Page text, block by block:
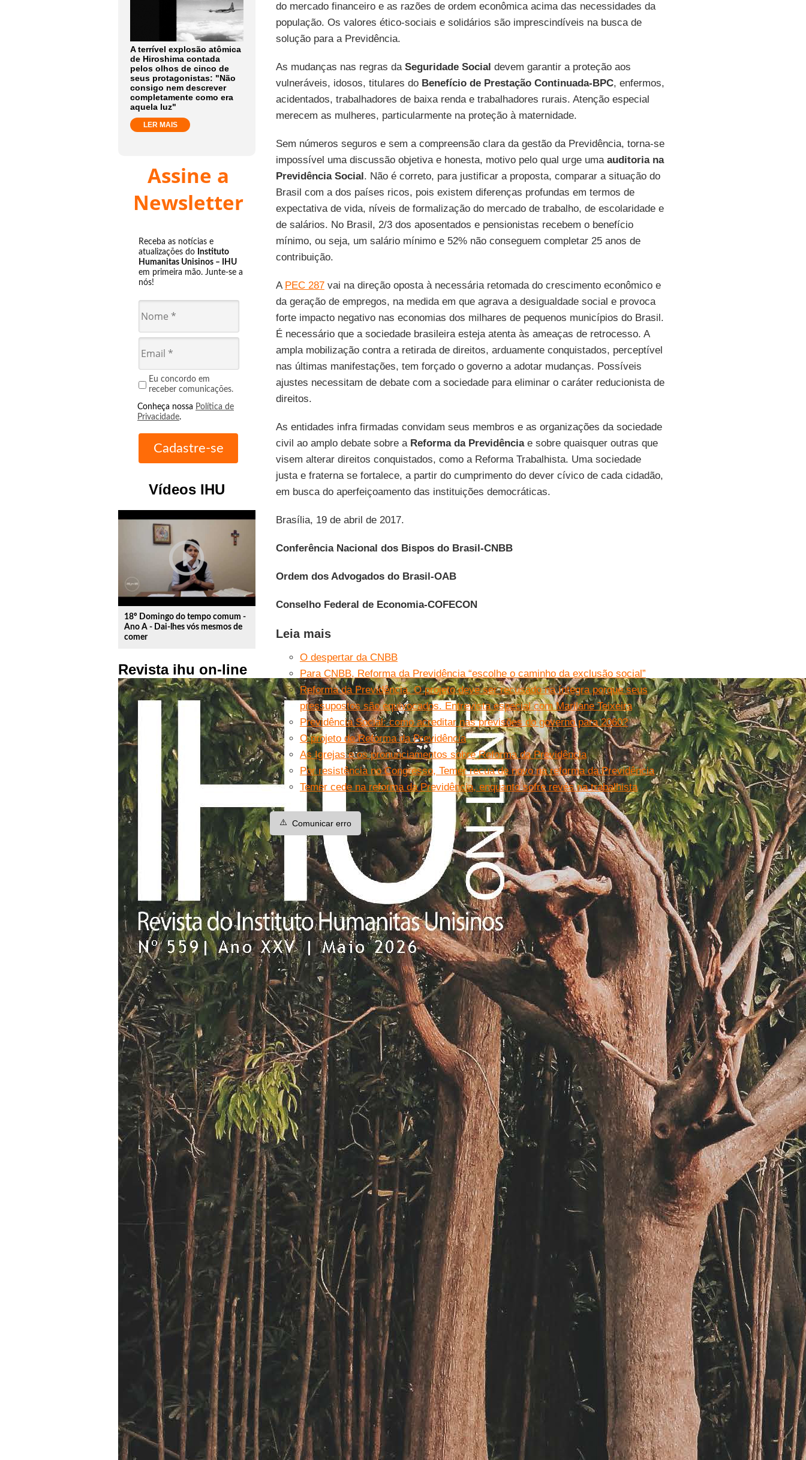
A terrível explosão atômica
de Hiroshima contada
pelos olhos de cinco de
seus protagonistas: "Não
consigo nem descrever
completamente como era
aquela luz"
LER MAIS
Assine a
Newsletter
Receba as notícias e
atualizações do Instituto
Humanitas Unisinos – IHU
em primeira mão. Junte-se a
nós!
Eu concordo em
receber comunicações.
Conheça nossa Política de
Privacidade.
Vídeos IHU
play_circle_outline
18º Domingo do tempo comum -
Ano A - Dai-lhes vós mesmos de
comer
Revista ihu on-line
do mercado financeiro e as razões de ordem econômica acima das necessidades da
população. Os valores ético-sociais e solidários são imprescindíveis na busca de
solução para a Previdência.
As mudanças nas regras da Seguridade Social devem garantir a proteção aos
vulneráveis, idosos, titulares do Benefício de Prestação Continuada-BPC, enfermos,
acidentados, trabalhadores de baixa renda e trabalhadores rurais. Atenção especial
merecem as mulheres, particularmente na proteção à maternidade.
Sem números seguros e sem a compreensão clara da gestão da Previdência, torna-se
impossível uma discussão objetiva e honesta, motivo pelo qual urge uma auditoria na
Previdência Social. Não é correto, para justificar a proposta, comparar a situação do
Brasil com a dos países ricos, pois existem diferenças profundas em termos de
expectativa de vida, níveis de formalização do mercado de trabalho, de escolaridade e
de salários. No Brasil, 2/3 dos aposentados e pensionistas recebem o benefício
mínimo, ou seja, um salário mínimo e 52% não conseguem completar 25 anos de
contribuição.
A PEC 287vai na direção oposta à necessária retomada do crescimento econômico e
da geração de empregos, na medida em que agrava a desigualdade social e provoca
forte impacto negativo nas economias dos milhares de pequenos municípios do Brasil.
É necessário que a sociedade brasileira esteja atenta às ameaças de retrocesso. A
ampla mobilização contra a retirada de direitos, arduamente conquistados, perceptível
nas últimas manifestações, tem forçado o governo a adotar mudanças. Possíveis
ajustes necessitam de debate com a sociedade para eliminar o caráter reducionista de
direitos.
As entidades infra firmadas convidam seus membros e as organizações da sociedade
civil ao amplo debate sobre a Reforma da Previdênciae sobre quaisquer outras que
visem alterar direitos conquistados, como a Reforma Trabalhista. Uma sociedade
justa e fraterna se fortalece, a partir do cumprimento do dever cívico de cada cidadão,
em busca do aperfeiçoamento das instituições democráticas.
Brasília, 19 de abril de 2017.
Conferência Nacional dos Bispos do Brasil-CNBB
Ordem dos Advogados do Brasil-OAB
Conselho Federal de Economia-COFECON
Leia mais
O despertar da CNBB
Para CNBB, Reforma da Previdência “escolhe o caminho da exclusão social”
Reforma da Previdência. O projeto deve ser recusado na íntegra porque seus
pressupostos são equivocados. Entrevista especial com Marilane Teixeira
Previdência Social: como acreditar nas previsões do governo para 2060?
O projeto de Reforma da Previdência
As Igrejas e os pronunciamentos sobre Reforma da Previdência
Por resistência no Congresso, Temer recua de novo na reforma da Previdência
Temer cede na reforma da Previdência, enquanto sofre revés na trabalhista
⚠️ Comunicar erro